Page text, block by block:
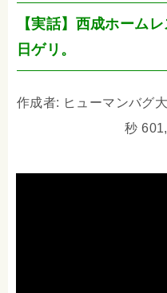
【実話】西成ホーム
日ゲリ。
作成者: ヒューマンバグ
秒